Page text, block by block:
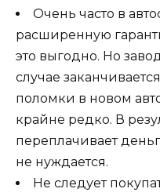
Очень часто в
расширенную
это выгодно. Но
случае
поломки в новом
крайне редко. В
переплачивает
не нуждается.
Не следует